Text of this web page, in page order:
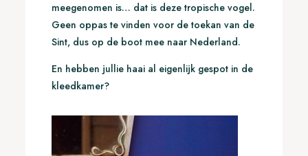
meegenomen is… dat is deze tropische vogel.
Geen oppas te vinden voor de toekan van de
Sint, dus op de boot mee naar Nederland.
En hebben jullie haai al eigenlijk gespot in de
kleedkamer?